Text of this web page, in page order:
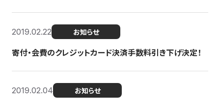
2019.02.22 お知らせ
寄付・会費のクレジットカード決済手数料引き下げ決定！
2019.02.04 お知らせ